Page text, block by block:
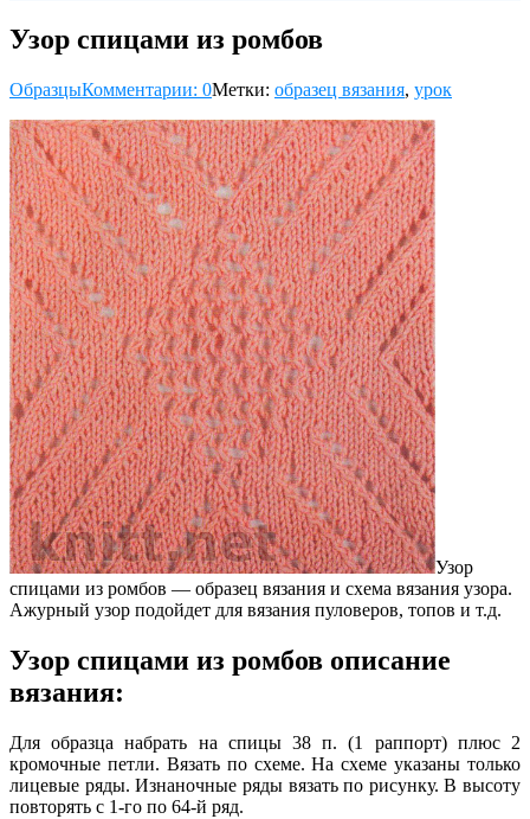
Узор спицами из ромбов
ОбразцыКомментарии: 0Метки: образец вязания, урок
Узор
спицами из ромбов — образец вязания и схема вязания узора.
Ажурный узор подойдет для вязания пуловеров, топов и т.д.
Узор спицами из ромбов описание
вязания:
Для образца набрать на спицы 38 п. (1 раппорт) плюс 2
кромочные петли. Вязать по схеме. На схеме указаны только
лицевые ряды. Изнаночные ряды вязать по рисунку. В высоту
повторять с 1-го по 64-й ряд.